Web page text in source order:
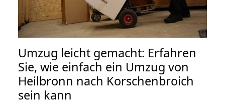
Umzug leicht gemacht: Erfahren
Sie, wie einfach ein Umzug von
Heilbronn nach Korschenbroich
sein kann